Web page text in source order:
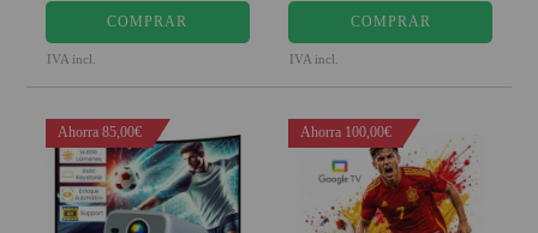
COMPRAR
IVA incl.
COMPRAR
IVA incl.
Ahorra 85,00€ Ahorra 100,00€